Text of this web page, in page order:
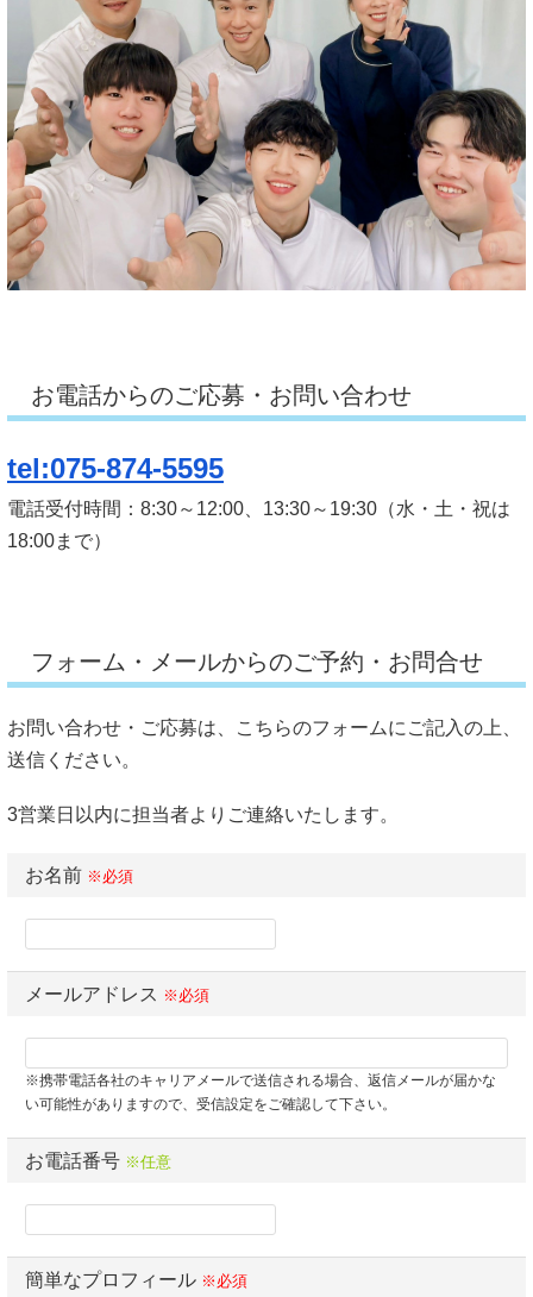
お電話からのご応募・お問い合わせ
tel:075-874-5595
電話受付時間：8:30～12:00、13:30～19:30（水・土・祝は
18:00まで）
フォーム・メールからのご予約・お問合せ
お問い合わせ・ご応募は、こちらのフォームにご記入の上、
送信ください。
3営業日以内に担当者よりご連絡いたします。
お名前 ※必須
メールアドレス ※必須
※携帯電話各社のキャリアメールで送信される場合、返信メールが届かな
い可能性がありますので、受信設定をご確認して下さい。
お電話番号 ※任意
簡単なプロフィール ※必須